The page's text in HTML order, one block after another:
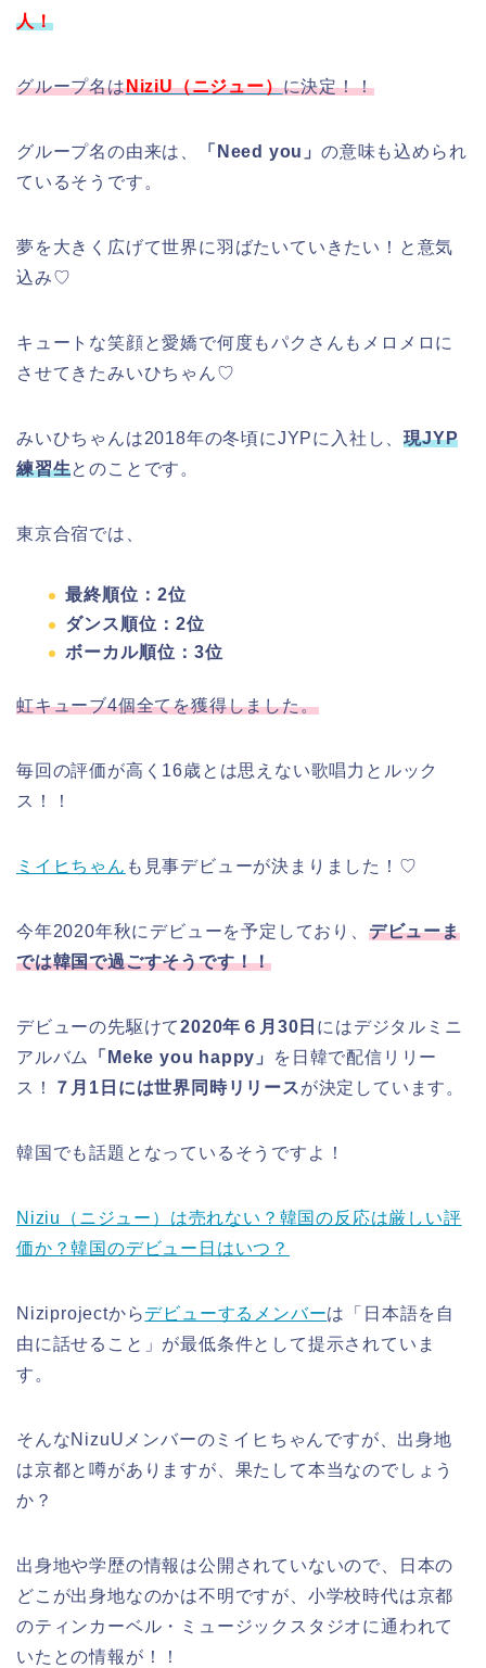
人！
グループ名はNiziU（ニジュー）に決定！！
グループ名の由来は、 「Need you」 の意味も込められ
ているそうです。
夢を大きく広げて世界に羽ばたいていきたい！と意気
込み♡
キュートな笑顔と愛嬌で何度もパクさんもメロメロに
させてきたみいひちゃん♡
みいひちゃんは2018年の冬頃にJYPに入社し、現JYP
練習生とのことです。
東京合宿では、
最終順位：2位
ダンス順位：2位
ボーカル順位：3位
虹キューブ4個全てを獲得しました。
毎回の評価が高く16歳とは思えない歌唱力とルック
ス！！
ミイヒちゃん も見事デビューが決まりました！♡
今年2020年秋にデビューを予定しており、 デビューま
では韓国で過ごすそうです！！
デビューの先駆けて2020年６月30日 にはデジタルミニ
アルバム
「Meke you happy」
を日韓で配信リリー
ス！
７月1日には世界同時リリースが決定しています。
韓国でも話題となっているそうですよ！
Niziu（ニジュー）は売れない？韓国の反応は厳しい評
価か？韓国のデビュー日はいつ？
Niziprojectからデビューするメンバーは「日本語を自
由に話せること」が最低条件として提示されていま
す。
そんなNizuUメンバーのミイヒちゃんですが、出身地
は京都と噂がありますが、果たして本当なのでしょう
か？
出身地や学歴の情報は公開されていないので、日本の
どこが出身地なのかは不明ですが、小学校時代は京都
のティンカーベル・ミュージックスタジオに通われて
いたとの情報が！！